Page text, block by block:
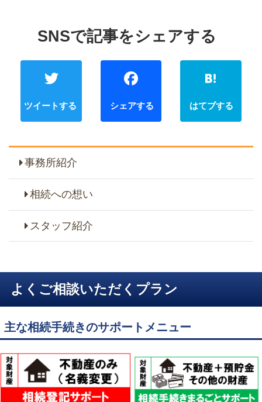
Twitter
事務所紹介
相続への想い
スタッフ紹介
よくご相談いただくプラン
主な相続手続きのサポートメニュー